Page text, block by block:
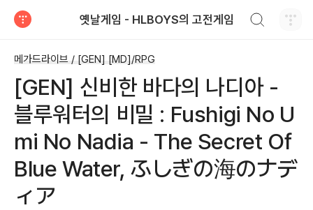
옛날게임 - HLBOYS의 고전게임
메가드라이브 / [GEN] [MD]/RPG
[GEN] 신비한 바다의 나디아 -
블루워터의 비밀 : Fushigi No U
mi No Nadia - The Secret Of
Blue Water, ふしぎの海のナデ
ィア